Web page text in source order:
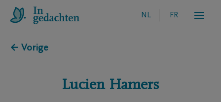
NL FR
← Vorige
Lucien Hamers